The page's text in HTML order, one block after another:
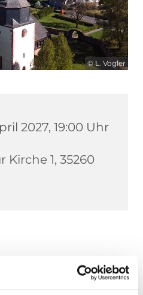
© L. Vogler
2027, 19:00 Uhr
Kirche 1, 35260